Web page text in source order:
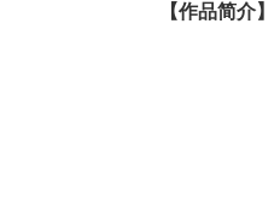
【作品简介】